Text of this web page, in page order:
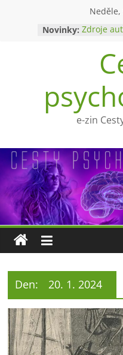
Novinky: Zdroje
Upíři a
Ohnivý
Tragédie
Zlatý
e-zin
Den: 20. 1. 2024